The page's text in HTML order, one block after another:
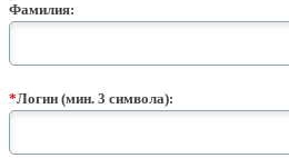
Фамилия:
*Логин (мин. 3 символа):